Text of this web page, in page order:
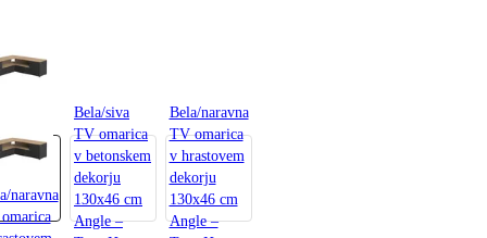
(3)
naravna
Bela/siva
TV omarica
v betonskem
dekorju
130x46 cm
Angle –
Bela/naravna
TV omarica
v hrastovem
dekorju
130x46 cm
Angle –